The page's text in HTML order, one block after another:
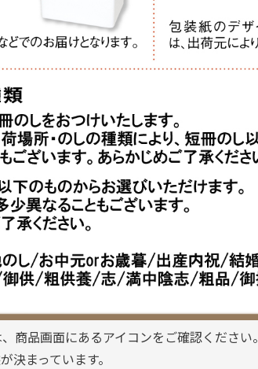
商品画面にあるアイコンをご確認ください。
決まっています。